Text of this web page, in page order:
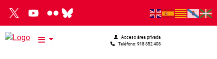
Teléfono: 918 852 408
Acceso área privada